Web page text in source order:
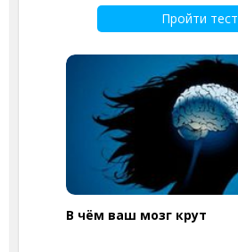
Пройти тест
В чём ваш мозг крут